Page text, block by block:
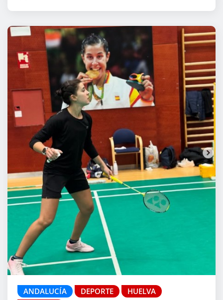
ANDALUCÍA DEPORTE
HUELVA